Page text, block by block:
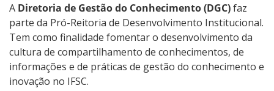
13 - Sanções Administrativas
14- Ferramentas e Aspectos Tecnológicos
15- Avaliação Institucional
A Diretoria de Gestão do Conhecimento (DGC)faz
parte da Pró-Reitoria de Desenvolvimento Institucional.
Tem como finalidade fomentar o desenvolvimento da
cultura de compartilhamento de conhecimentos, de
informações e de práticas de gestão do conhecimento e
inovação no IFSC.